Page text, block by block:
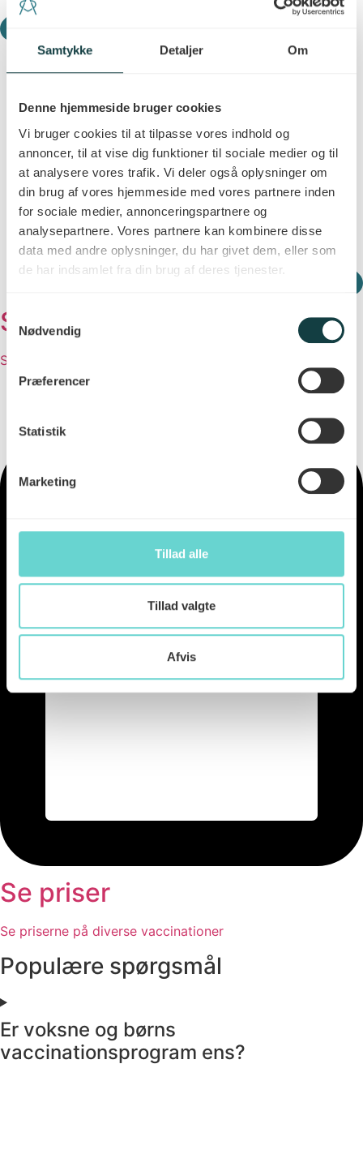
Samtykke Detaljer Om
Denne hjemmeside bruger cookies
Vi bruger cookies til at tilpasse vores indhold og
annoncer, til at vise dig funktioner til sociale medier og til
at analysere vores trafik. Vi deler også oplysninger om
din brug af vores hjemmeside med vores partnere inden
for sociale medier, annonceringspartnere og
analysepartnere. Vores partnere kan kombinere disse
data med andre oplysninger, du har givet dem, eller som
de har indsamlet fra din brug af deres tjenester.
Samtykkevalg
Nødvendig
Præferencer
Statistik
Marketing
Tillad alle
Tillad valgte
Afvis
Se vaccinationer
Se hvilke vaccinationer vi tilbyder.
Se priser
Se priserne på diverse vaccinationer
Populære spørgsmål
Er voksne og børns
vaccinationsprogram ens?